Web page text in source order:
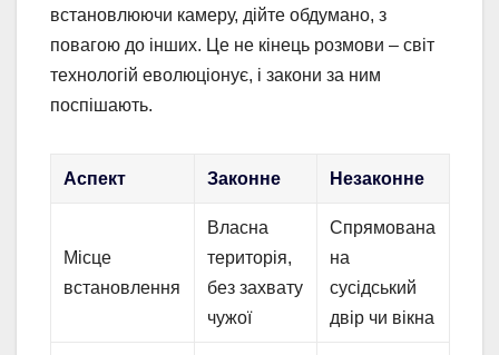
встановлюючи камеру, дійте обдумано, з
повагою до інших. Це не кінець розмови – світ
технологій еволюціонує, і закони за ним
поспішають.
Аспект Законне Незаконне
Місце
встановлення
Власна
територія,
без захвату
чужої
Спрямована
на
сусідський
двір чи вікна